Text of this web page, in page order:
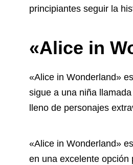
principiantes seguir la
«Alice in
«Alice in Wonderland»
sigue a una niña
lleno de personajes
«Alice in Wonderland»
en una excelente opción